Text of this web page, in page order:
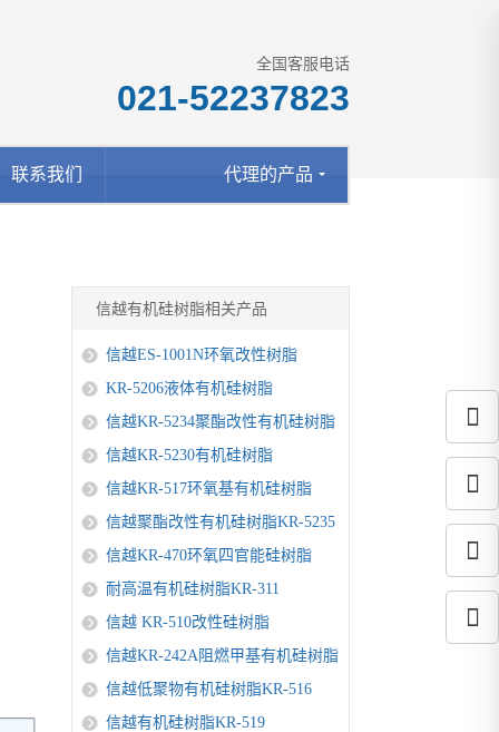
全国客服电话
021-52237823
联系我们 代理的产品
信越有机硅树脂相关产品
信越ES-1001N环氧改性树脂
KR-5206液体有机硅树脂
信越KR-5234聚酯改性有机硅树脂
信越KR-5230有机硅树脂
信越KR-517环氧基有机硅树脂
信越聚酯改性有机硅树脂KR-5235
信越KR-470环氧四官能硅树脂
耐高温有机硅树脂KR-311
信越 KR-510改性硅树脂
信越KR-242A阻燃甲基有机硅树脂
信越低聚物有机硅树脂KR-516
信越有机硅树脂KR-519